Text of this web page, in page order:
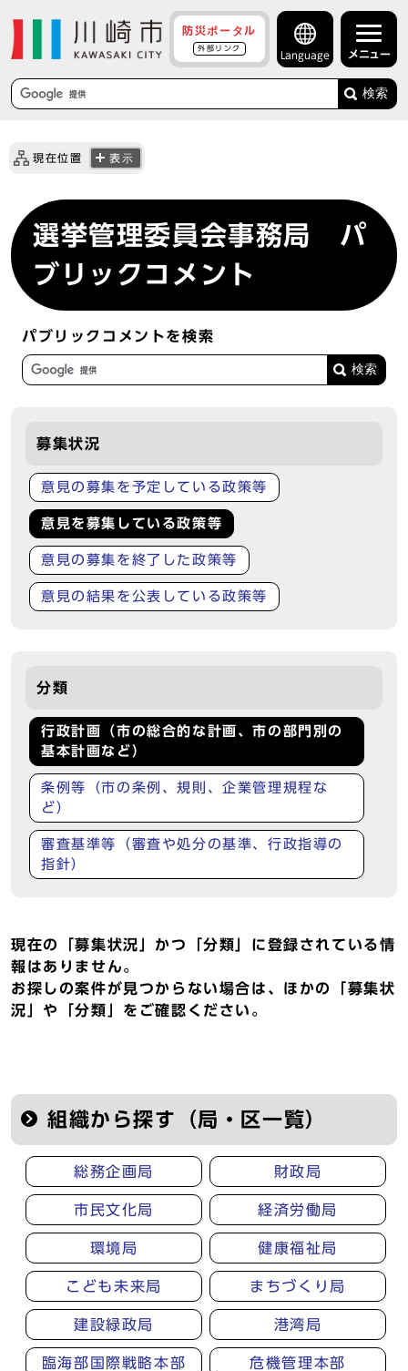
防災ポータル
外部リンク
Language メニュー
検索
現在位置 表示
選挙管理委員会事務局 パ
ブリックコメント
パブリックコメントを検索
募集状況
意見の募集を予定している政策等
意見を募集している政策等
意見の募集を終了した政策等
意見の結果を公表している政策等
分類
行政計画（市の総合的な計画、市の部門別の
基本計画など）
条例等（市の条例、規則、企業管理規程な
ど）
審査基準等（審査や処分の基準、行政指導の
指針）
現在の「募集状況」かつ「分類」に登録されている情
報はありません。
お探しの案件が見つからない場合は、ほかの「募集状
況」や「分類」をご確認ください。
組織から探す（局・区一覧）
総務企画局 財政局
市民文化局 経済労働局
環境局 健康福祉局
こども未来局 まちづくり局
建設緑政局 港湾局
臨海部国際戦略本部 危機管理本部